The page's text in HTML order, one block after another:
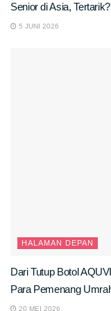
Senior di Asia, Tertarik?
5 JUNI 2026
HALAMAN DEPAN
Dari Tutup Botol
Para Pemenang
20 MEI 2026